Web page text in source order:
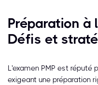
Préparation à
Défis et
L'examen PMP est réputé
exigeant une préparation